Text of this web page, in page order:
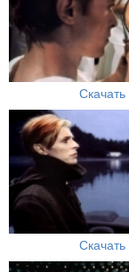
Скачать
Скачать